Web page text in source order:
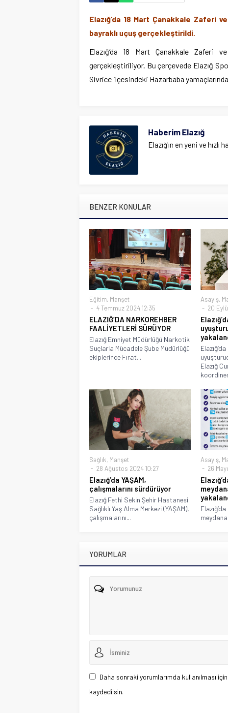
Elazığ’da 18 Mart Çanakkale Zaferi
bayraklı uçuş gerçekleştirildi.
Elazığ’da 18 Mart Çanakkale Zaferi
gerçekleştiriliyor. Bu çerçevede Elazığ
Sivrice ilçesindeki Hazarbaba
Haberim Elazığ
Elazığ'ın en yeni ve hızlı
BENZER KONULAR
Eğitim, Manşet
4 Temmuz 2024 12:35
ELAZIĞ’DA NARKOREHBER
FAALİYETLERİ SÜRÜYOR
Elazığ Emniyet Müdürlüğü Narkotik
Suçlarla Mücadele Şube Müdürlüğü
ekiplerince Fırat...
Asayiş,
20
Elazığ
Sağlık, Manşet
28 Ağustos 2024 10:27
Elazığ’da YAŞAM,
çalışmalarını sürdürüyor
Elazığ Fethi Sekin Şehir Hastanesi
Sağlıklı Yaş Alma Merkezi (YAŞAM),
çalışmalarını...
Asayiş,
26
YORUMLAR
Daha sonraki yorumlarımda kullanılması
kaydedilsin.